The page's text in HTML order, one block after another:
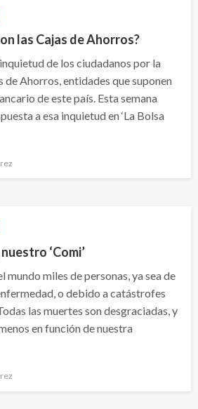
las Cajas de Ahorros?
de los ciudadanos por la
de Ahorros, entidades que suponen
de este país. Esta semana
a esa inquietud en ‘La Bolsa
‘Comi’
mundo miles de personas, ya sea de
o debido a catástrofes
las muertes son desgraciadas, y
en función de nuestra